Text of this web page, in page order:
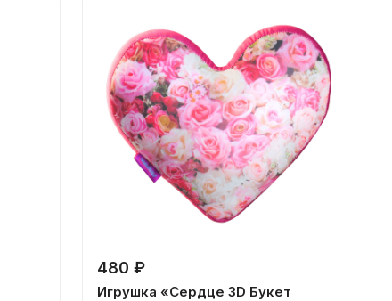
480 ₽
Игрушка «Сердце 3D Букет